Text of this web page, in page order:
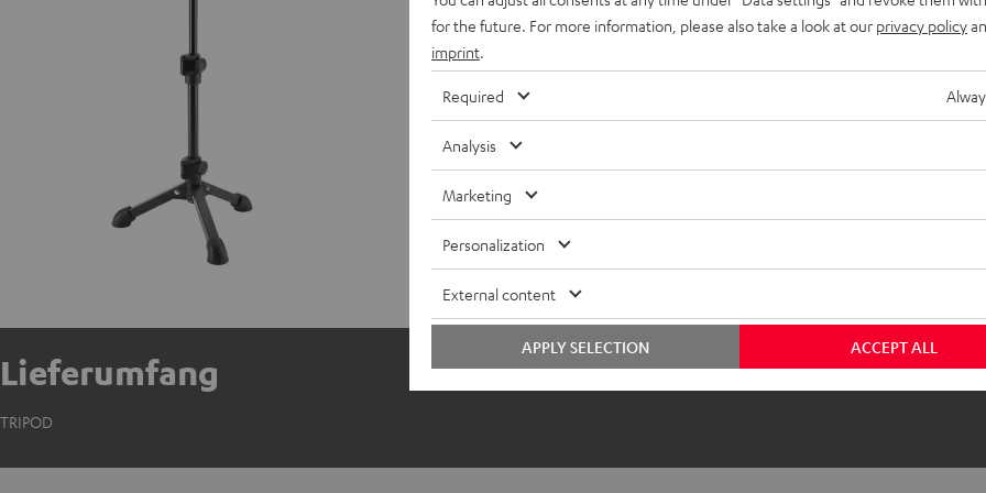
Lieferumfang
TRIPOD
for the future. For more information, please also take a look at our privacy policy
imprint
Required
Analysis
Marketing
Personalization
External content
ACCEPT ALL
APPLY SELECTION